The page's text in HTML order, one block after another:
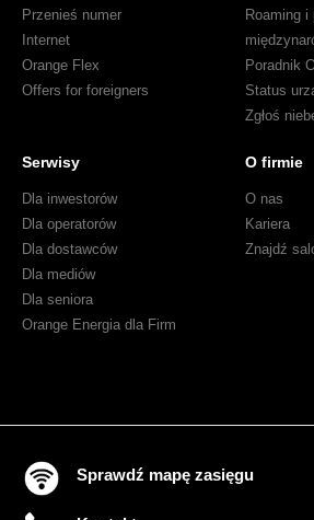
Przenieś numer
Internet
Orange Flex
Offers for foreigners
Roaming i
Poradnik
Status
Zgłoś
Serwisy
Dla inwestorów
Dla operatorów
Dla dostawców
Dla mediów
Dla seniora
Orange Energia dla Firm
O firmie
O nas
Kariera
Znajdź
Sprawdź mapę zasięgu